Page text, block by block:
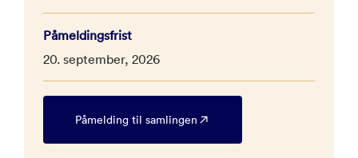
Påmeldingsfrist
20. september, 2026
Påmelding til samlingen